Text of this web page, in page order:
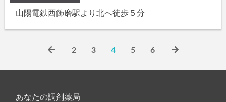
山陽電鉄西飾磨駅より北へ徒歩５分
2 3 4 5 6
あなたの調剤薬局